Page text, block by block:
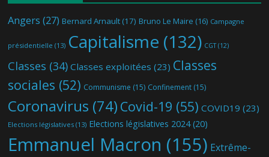
Angers (27) Bernard Arnault (17) Bruno Le Maire (16) Campagne
présidentielle (13) Capitalisme (132) CGT(12)
Classes (34) Classes exploitées (23) Classes
sociales (52) Communisme (15) Confinement (15)
Coronavirus (74) Covid-19 (55) COVID19 (23)
Elections législatives (13) Elections législatives 2024(20)
Emmanuel Macron (155) Extrême-